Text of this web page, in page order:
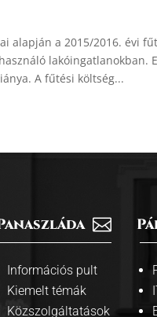
alapján a 2015/2016. évi
lakóingatlanokban.
A fűtési költség...

Információs pult
Kiemelt témák
Közszolgáltatások